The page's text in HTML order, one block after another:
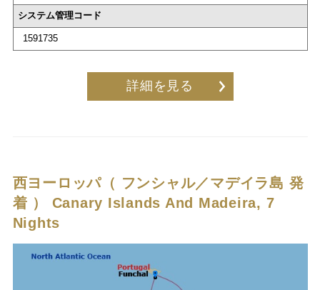
システム管理コード
1591735
詳細を見る
西ヨーロッパ（ フンシャル／マデイラ島 発
着 ） Canary Islands And Madeira, 7
Nights